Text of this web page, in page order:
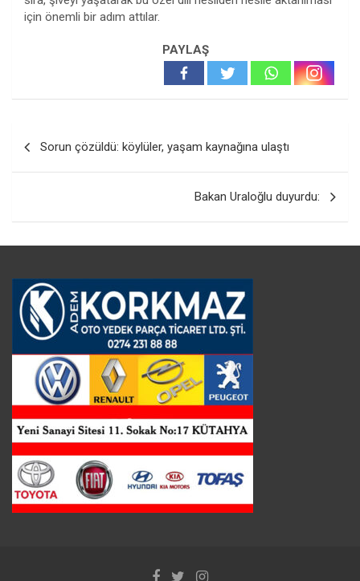
için önemli bir adım attılar.
PAYLAŞ
gezinmesi
Sorun çözüldü: köylüler, yaşam kaynağına ulaştı
Bakan Uraloğlu duyurdu: